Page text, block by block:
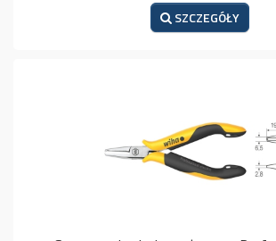
SZCZEGÓŁY